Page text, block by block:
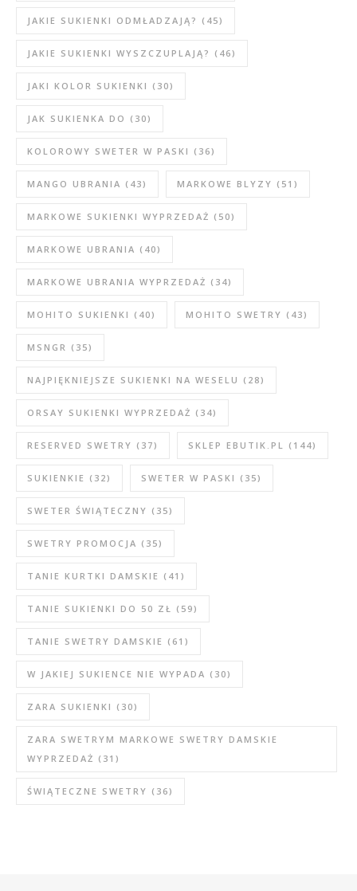
JAKIE SUKIENKI ODMŁADZAJĄ? (45)
JAKIE SUKIENKI WYSZCZUPLAJĄ? (46)
JAKI KOLOR SUKIENKI (30)
JAK SUKIENKA DO (30)
KOLOROWY SWETER W PASKI (36)
MANGO UBRANIA (43) MARKOWE BLYZY (51)
MARKOWE SUKIENKI WYPRZEDAŻ (50)
MARKOWE UBRANIA (40)
MARKOWE UBRANIA WYPRZEDAŻ (34)
MOHITO SUKIENKI (40) MOHITO SWETRY (43)
MSNGR (35)
NAJPIĘKNIEJSZE SUKIENKI NA WESELU (28)
ORSAY SUKIENKI WYPRZEDAŻ (34)
RESERVED SWETRY (37) SKLEP EBUTIK.PL (144)
SUKIENKIE (32) SWETER W PASKI (35)
SWETER ŚWIĄTECZNY (35)
SWETRY PROMOCJA (35)
TANIE KURTKI DAMSKIE (41)
TANIE SUKIENKI DO 50 ZŁ (59)
TANIE SWETRY DAMSKIE (61)
W JAKIEJ SUKIENCE NIE WYPADA (30)
ZARA SUKIENKI (30)
ZARA SWETRYM MARKOWE SWETRY DAMSKIE
WYPRZEDAŻ (31)
ŚWIĄTECZNE SWETRY (36)